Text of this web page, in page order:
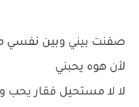
صفنت بيني وبين نفسي
لأن هوه يحبني
لا لا مستحيل فقار يحب